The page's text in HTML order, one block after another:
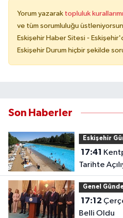
Yorum yazarak topluluk
ve tüm sorumluluğu
Eskişehir Haber Sitesi -
Eskişehir Durum hiçbir şekilde
Son Haberler
Eskişehir
17:41
Tarihte
Genel
17:12
Belli Oldu